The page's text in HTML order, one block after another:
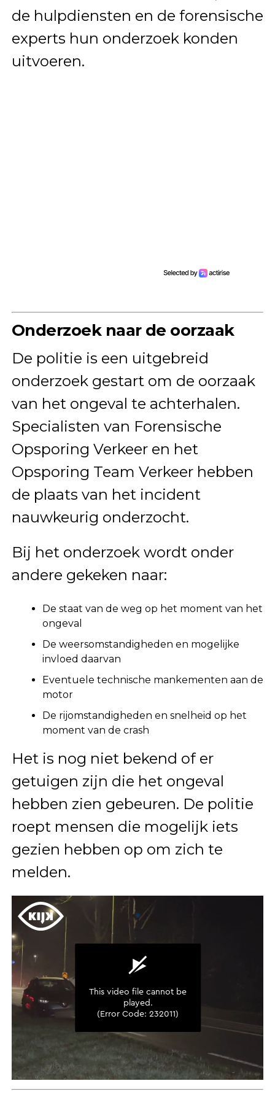
de hulpdiensten en de forensische
experts hun onderzoek konden
uitvoeren.
Onderzoek naar de oorzaak
De politie is een uitgebreid
onderzoek gestart om de oorzaak
van het ongeval te achterhalen.
Specialisten van Forensische
Opsporing Verkeer en het
Opsporing Team Verkeer hebben
de plaats van het incident
nauwkeurig onderzocht.
Bij het onderzoek wordt onder
andere gekeken naar:
De staat van de weg op het moment van het
ongeval
De weersomstandigheden en mogelijke
invloed daarvan
Eventuele technische mankementen aan de
motor
De rijomstandigheden en snelheid op het
moment van de crash
Het is nog niet bekend of er
getuigen zijn die het ongeval
hebben zien gebeuren. De politie
roept mensen die mogelijk iets
gezien hebben op om zich te
melden.